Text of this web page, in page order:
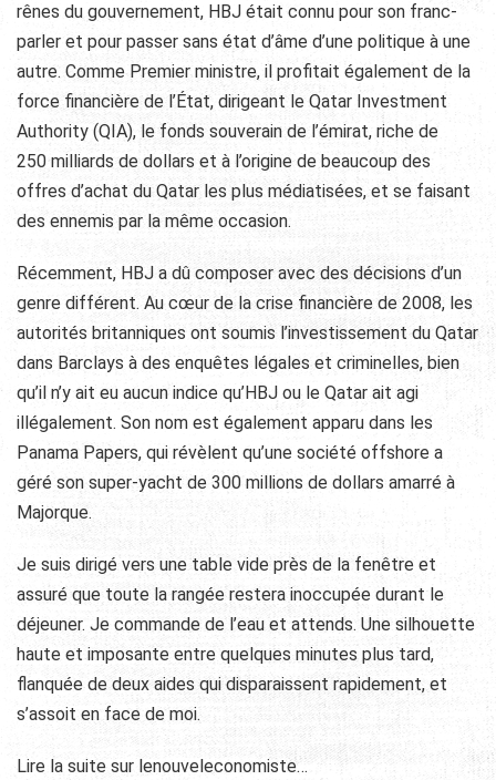
rênes du gouvernement, HBJ était connu pour son franc-
parler et pour passer sans état d’âme d’une politique à une
autre. Comme Premier ministre, il profitait également de la
force financière de l’État, dirigeant le Qatar Investment
Authority (QIA), le fonds souverain de l’émirat, riche de
250 milliards de dollars et à l’origine de beaucoup des
offres d’achat du Qatar les plus médiatisées, et se faisant
des ennemis par la même occasion.
Récemment, HBJ a dû composer avec des décisions d’un
genre différent. Au cœur de la crise financière de 2008, les
autorités britanniques ont soumis l’investissement du Qatar
dans Barclays à des enquêtes légales et criminelles, bien
qu’il n’y ait eu aucun indice qu’HBJ ou le Qatar ait agi
illégalement. Son nom est également apparu dans les
Panama Papers, qui révèlent qu’une société offshore a
géré son super-yacht de 300 millions de dollars amarré à
Majorque.
Je suis dirigé vers une table vide près de la fenêtre et
assuré que toute la rangée restera inoccupée durant le
déjeuner. Je commande de l’eau et attends. Une silhouette
haute et imposante entre quelques minutes plus tard,
flanquée de deux aides qui disparaissent rapidement, et
s’assoit en face de moi.
Lire la suite sur lenouveleconomiste…